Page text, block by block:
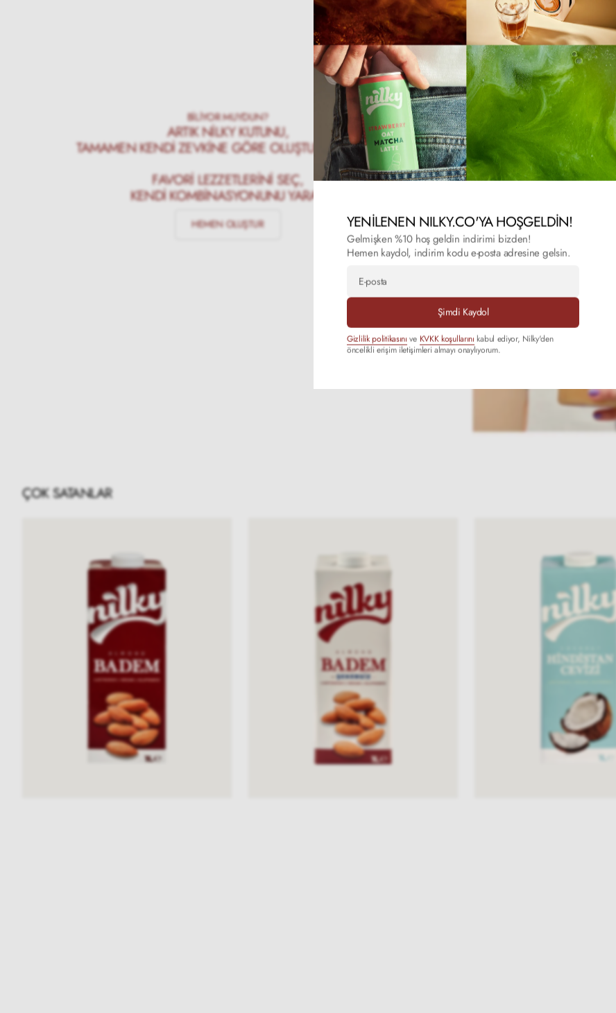
YENİLENEN NILKY.CO'YA HOŞGELDİN!
Gelmişken %10 hoş geldin indirimi bizden!
Hemen kaydol, indirim kodu e-posta adresine gelsin.
posta
Şimdi Kaydol
Gizlilik politikasını ve KVKK koşullarını kabul ediyor, Nilky'den
öncelikli erişim iletişimleri almayı onaylıyorum.
BİLİYOR MUYDUN?
ARTIK NILKY KUTUNU,
TAMAMEN KENDI ZEVKINE GÖRE OLUŞTURABILIRSIN.
FAVORI LEZZETLERINI SEÇ,
KENDI KOMBINASYONUNU YARAT.
HEMEN OLUŞTUR
ÇOK SATANLAR